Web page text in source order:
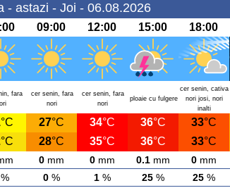
- astazi - Joi - 06.08.2026
09:00 12:00 15:00 18:00
fara
cer senin, fara
nori
cer senin, fara
nori
ploaie cu fulgere
cer senin, cativa
nori josi, nori
inalti
°C 27°C 34°C 36°C 33°C
°C 28°C 35°C 36°C 33°C
0mm 0mm 0.1mm 0mm
0% 1% 25% 25%